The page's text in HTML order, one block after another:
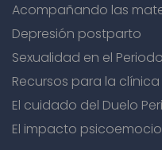
Acompañando las
Depresión postparto
Sexualidad en el
Recursos para la
El cuidado del Duelo
El impacto